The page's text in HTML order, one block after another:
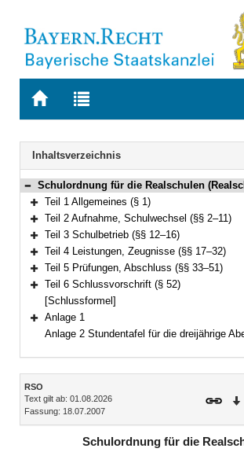
Zur
BAYERN.RECHT
Zur
letzten
Suche
Navigation
Inhaltsverzeichnis
Bereich reduzieren
Schulordnung für die Realschulen (Realschulordnung – RSO) Vom 18. Juli 2007 (GVBl. S. 458,
Bereich erweitern
Teil 1 Allgemeines (§ 1)
Bereich erweitern
Teil 2 Aufnahme, Schulwechsel (§§ 2–11)
Bereich erweitern
Teil 3 Schulbetrieb (§§ 12–16)
Bereich erweitern
Teil 4 Leistungen, Zeugnisse (§§ 17–32)
Bereich erweitern
Teil 5 Prüfungen, Abschluss (§§ 33–51)
Bereich erweitern
Teil 6 Schlussvorschrift (§ 52)
[Schlussformel]
Bereich erweitern
Anlage 1
Anlage 2 Stundentafel für die dreijährige
Inhalt
RSO
Text gilt ab: 01.08.2026
Fassung: 18.07.2007
Schulordnung für die